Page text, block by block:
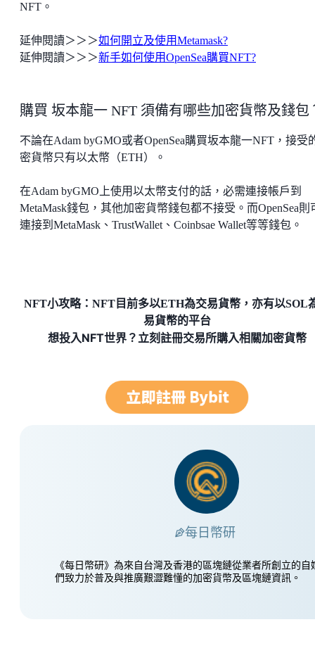
NFT。
延伸閱讀＞＞＞如何開立及使用Metamask?
延伸閱讀＞＞＞新手如何使用OpenSea購買NFT?
購買 坂本龍一 NFT 須備有哪些加密貨幣及錢包
不論在Adam byGMO或者OpenSea購買坂本龍一NFT，接受
密貨幣只有以太幣（ETH）。
在Adam byGMO上使用以太幣支付的話，必需連接帳戶到
MetaMask錢包，其他加密貨幣錢包都不接受。而OpenSea則
連接到MetaMask、TrustWallet、Coinbsae Wallet等等錢包。
NFT小攻略：NFT目前多以ETH為交易貨幣，亦有以SOL
易貨幣的平台
想投入NFT世界？立刻註冊交易所購入相關加密貨幣
每日幣研
《每日幣研》為來自台灣及香港的區塊鏈從業者所創立的自
們致力於普及與推廣艱澀難懂的加密貨幣及區塊鏈資訊。